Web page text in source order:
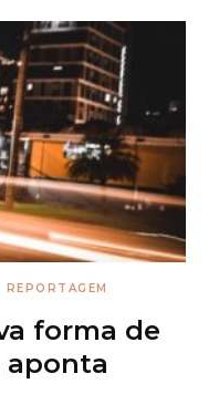
REPORTAGEM
forma de